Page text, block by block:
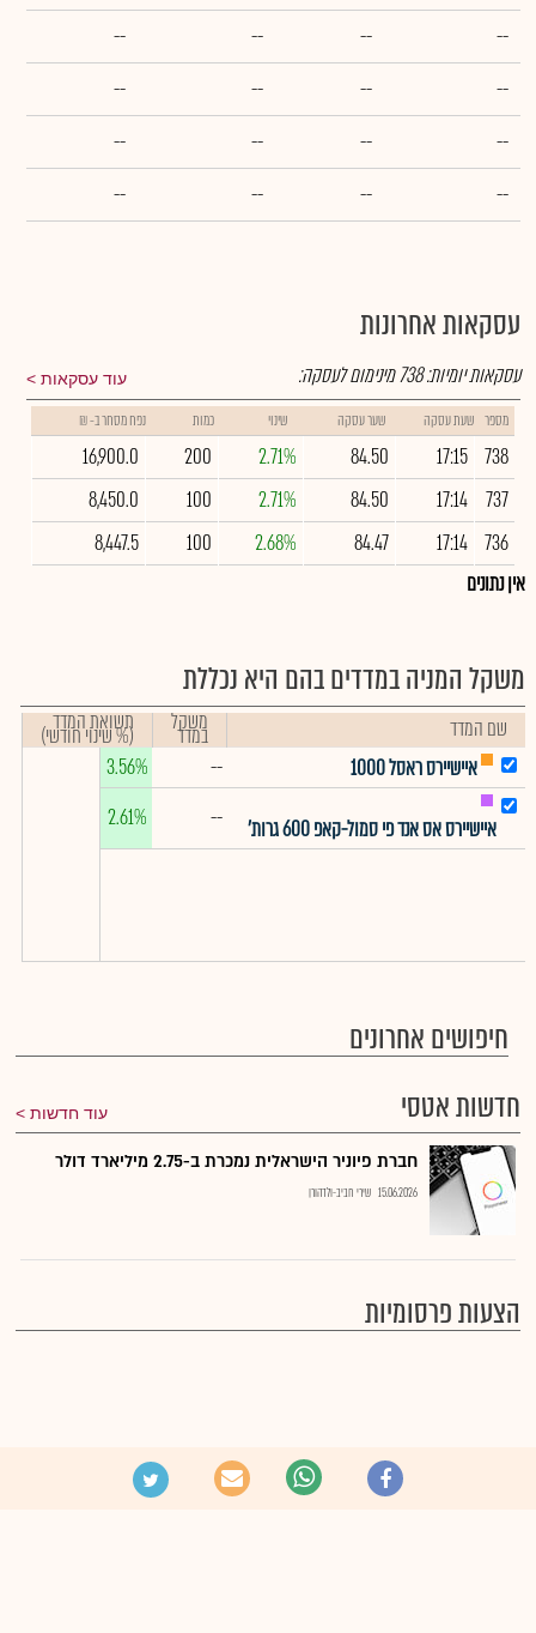
--
--
--
--
--
--
--
--
--
--
--
--
--
--
--
--
עסקאות אחרונות
עוד עסקאות עסקאות יומיות:738מינימום לעסקה:
מספר שעת עסקה שער עסקה שינוי כמות נפח מסחר ב- ₪
738
17:15
84.50
2.71%
200
16,900.0
737
17:14
84.50
2.71%
100
8,450.0
736
17:14
84.47
2.68%
100
8,447.5
אין נתונים
משקל המניה במדדים בהם היא נכללת
שם המדד משקל
במדד תשואת המדד
(% שינוי חודשי)
איישיירס ראסל 1000
--
3.56%
איישיירס אס אנד פי סמול-קאפ 600 גרות' --
2.61%
חיפושים אחרונים
חדשות אטסי
עוד חדשות
חברת פיוניר הישראלית נמכרת ב-2.75 מיליארד דולר
15.06.2026 שירי חביב-ולדהורן
הצעות פרסומיות